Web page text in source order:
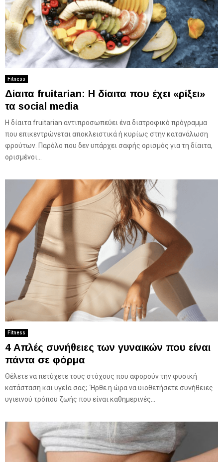
Fitness
Δίαιτα fruitarian: H δίαιτα που έχει «ρίξει»
τα social media
Η δίαιτα fruitarian αντιπροσωπεύει ένα διατροφικό πρόγραμμα
που επικεντρώνεται αποκλειστικά ή κυρίως στην κατανάλωση
φρούτων. Παρόλο που δεν υπάρχει σαφής ορισμός για τη δίαιτα,
ορισμένοι...
Fitness
4 Απλές συνήθειες των γυναικών που είναι
πάντα σε φόρμα
Θέλετε να πετύχετε τους στόχους που αφορούν την φυσική
κατάσταση και υγεία σας; Ήρθε η ώρα να υιοθετήσετε συνήθειες
υγιεινού τρόπου ζωής που είναι καθημερινές...